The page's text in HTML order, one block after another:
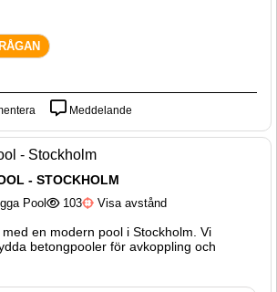
Meddelande
- STOCKHOLM
Pool 103 Visa avstånd
en modern pool i Stockholm. Vi
betongpooler för avkoppling och